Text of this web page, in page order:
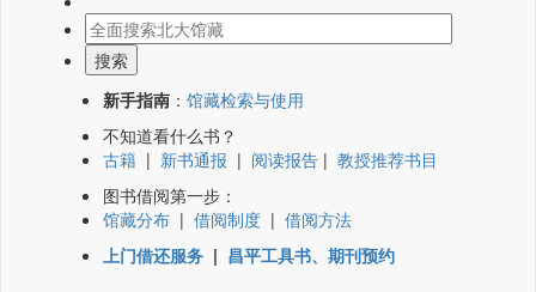
新手指南 ： 馆藏检索与使用
不知道看什么书？
古籍 | 新书通报 | 阅读报告 | 教授推荐书目
图书借阅第一步：
馆藏分布 | 借阅制度 | 借阅方法
上门借还服务 | 昌平工具书、期刊预约